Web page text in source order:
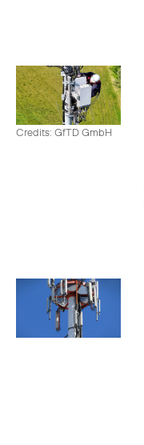
Credits: GfTD GmbH